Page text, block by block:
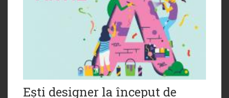
Ești designer la început de